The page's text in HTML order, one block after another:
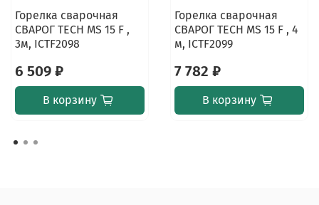
Горелка сварочная
СВАРОГ TECH MS 15 F ,
3м, ICTF2098
6 509 ₽
В корзину
Горелка сварочная
СВАРОГ TECH MS 15 F , 4
м, ICTF2099
7 782 ₽
В корзину